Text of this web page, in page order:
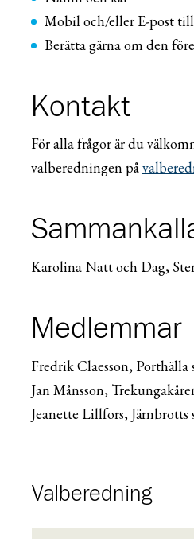
Mobil och/eller E-post
Berätta gärna om den
Kontakt
För alla frågor är du
valberedningen på
Karolina Natt och Dag,
Medlemmar
Fredrik Claesson, Porthälla
Jan Månsson,
Jeanette Lillfors, Järnbrotts
Valberedning